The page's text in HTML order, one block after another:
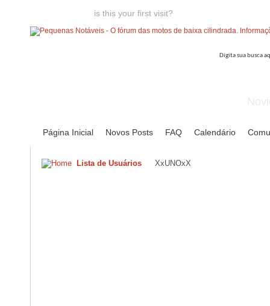
is this your first visit?
Página Inicial Novos Posts FAQ Calendário
Lista de Usuários XxUNOxX